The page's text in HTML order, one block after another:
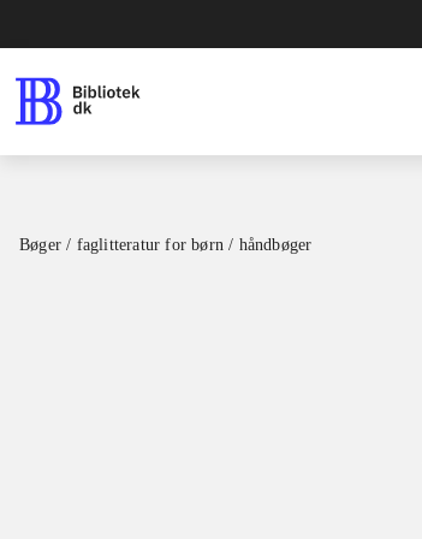
Bøger / faglitteratur for børn / håndbøger